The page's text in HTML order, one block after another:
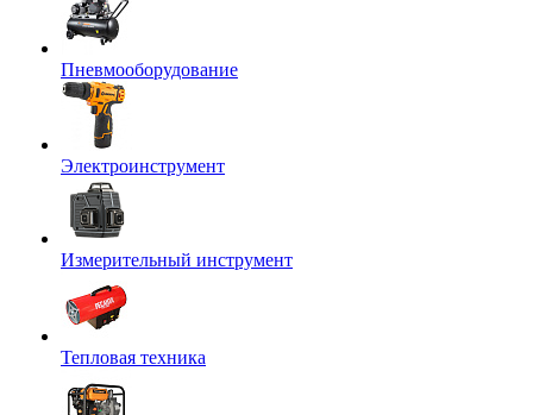
Пневмооборудование
Электроинструмент
Измерительный инструмент
Тепловая техника